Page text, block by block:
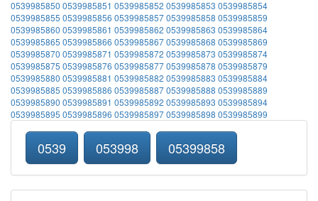
0539985850 0539985851 0539985852 0539985853 0539985854
0539985855 0539985856 05399858570539985858 0539985859
0539985860 0539985861 0539985862 0539985863 0539985864
0539985865 0539985866 05399858670539985868 0539985869
0539985870 0539985871 0539985872 0539985873 0539985874
0539985875 0539985876 05399858770539985878 0539985879
0539985880 0539985881 0539985882 0539985883 0539985884
0539985885 0539985886 05399858870539985888 0539985889
0539985890 0539985891 0539985892 0539985893 0539985894
0539985895 0539985896 05399858970539985898 0539985899
0539 053998 05399858